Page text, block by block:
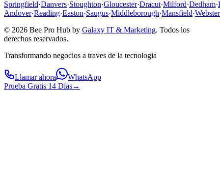
Springfield·Danvers·Stoughton·Gloucester·Dracut·Milford·Dedham·
Andover·Reading·Easton·Saugus·Middleborough·Mansfield·Webster
© 2026 Bee Pro Hub by Galaxy IT & Marketing. Todos los
derechos reservados.
Transformando negocios a traves de la tecnologia
Llamar ahora
WhatsApp
Prueba Gratis 14 Días→